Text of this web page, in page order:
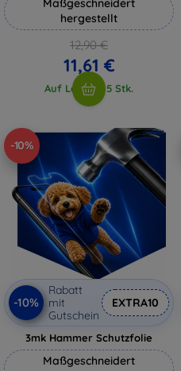
hergestellt
12,90 €
11,61 €
Auf Lager > 5 Stk.
-10%
-10%
Rabatt
mit
Gutschein
EXTRA10
3mk Hammer Schutzfolie
Maßgeschneidert